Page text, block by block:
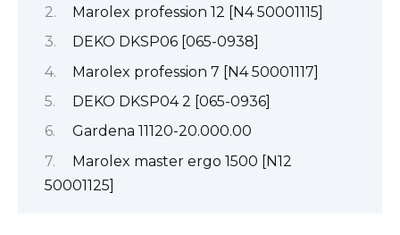
Marolex profession 12 [N4 50001115]
DEKO DKSP06 [065-0938]
Marolex profession 7 [N4 50001117]
DEKO DKSP04 2 [065-0936]
Gardena 11120-20.000.00
Marolex master ergo 1500 [N12
50001125]